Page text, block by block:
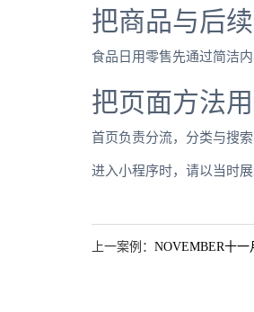
把商品与后
食品日用零售先通过简洁
把页面方法
首页负责分流，分类与搜
进入小程序时，请以当时
上一案例： NOVEMBER十一